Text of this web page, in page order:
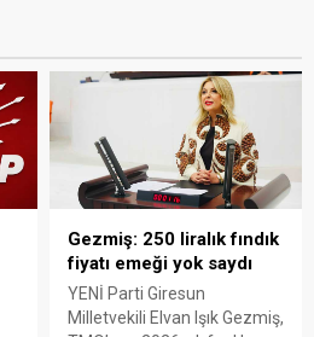
Gezmiş: 250 liralık fındık
fiyatı emeği yok saydı
YENİ Parti Giresun
Milletvekili Elvan Işık Gezmiş,